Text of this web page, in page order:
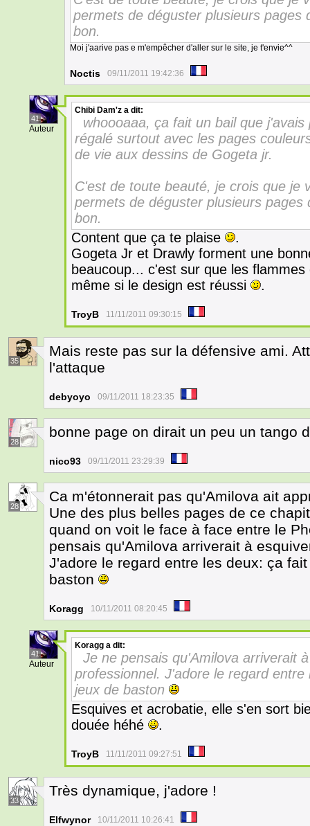
permets de déguster plusieurs pages
bon.
Moi j'aarive pas e m'empêcher d'aller sur le site, je t'envie^^
Noctis 09/11/2011 19:42:36
41
Auteur
Chibi Dam'z a dit:
whoooaaa, ça fait un bail que
régalé surtout avec les pages
de vie aux dessins de Gogeta jr.
C'est de toute beauté, je crois que je
permets de déguster plusieurs
bon.
Content que ça te plaise
.
Gogeta Jr et Drawly forment une
beaucoup... c'est sur que les
même si le design est réussi
.
TroyB 11/11/2011 09:30:15
35
Mais reste pas sur la défensive ami.
l'attaque
debyoyo 09/11/2011 18:23:35
28
bonne page on dirait un peu un tango
nico93 09/11/2011 23:29:39
28
Ca m'étonnerait pas qu'Amilova ait
Une des plus belles pages de ce
quand on voit le face à face entre le
pensais qu'Amilova arriverait à
J'adore le regard entre les deux: ça
baston
Koragg 10/11/2011 08:20:45
41
Auteur
Koragg a dit:
Je ne pensais qu'Amilova arriverait
professionnel. J'adore le regard
jeux de baston
Esquives et acrobatie, elle s'en sort
douée héhé
.
TroyB 11/11/2011 09:27:51
33
Très dynamique, j'adore !
Elfwynor 10/11/2011 10:26:41